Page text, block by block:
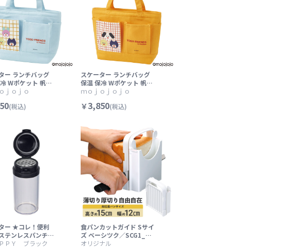
ー ランチバッグ
Wポケット 帆布
ッグ お弁当 キャ
モジョジョ
ｊｏｊｏ
(税込)
スケーター ランチバッグ
保温 保冷 Wポケット 帆布
ランチ バッグ お弁当 キャ
P7 mojojojo モジョジョ
手提げ】
ｍｏｊｏｊｏｊｏ
￥3,850(税込)
ー ★コレ！便利
テンレスパンチ穴
ケース//ふりかけ
ＰＹ ブラック
食パンカットガイド Sサイ
ズ ベーシツク／SCG1_49
73307009730
オリジナル